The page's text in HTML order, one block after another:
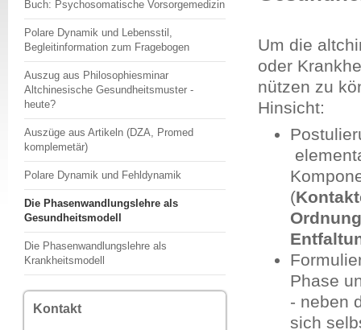
Buch: Psychosomatische Vorsorgemedizin
Polare Dynamik und Lebensstil,
Begleitinformation zum Fragebogen
Auszug aus Philosophiesminar
Altchinesische Gesundheitsmuster -
heute?
Auszüge aus Artikeln (DZA, Promed
komplemetär)
Polare Dynamik und Fehldynamik
Die Phasenwandlungslehre als
Gesundheitsmodell
Die Phasenwandlungslehre als
Krankheitsmodell
Kontakt
Um die
oder
nützen zu
Hinsicht:
(
Phase
- neben
sich